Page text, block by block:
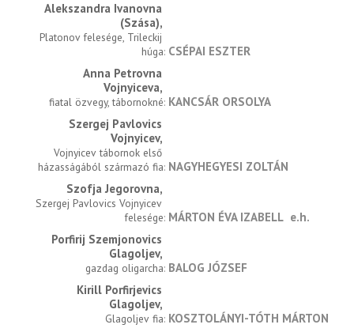
Alekszandra Ivanovna
(Szása)
Platonov felesége, Trileckij
húga CSÉPAI ESZTER
Anna Petrovna
Vojnyiceva
fiatal özvegy, tábornokné KANCSÁR ORSOLYA
Szergej Pavlovics
Vojnyicev
Vojnyicev tábornok első
házasságából származó fia NAGYHEGYESI ZOLTÁN
Szofja Jegorovna
Szergej Pavlovics Vojnyicev
felesége MÁRTON ÉVA IZABELL e.h.
Porfirij Szemjonovics
Glagoljev
gazdag oligarcha BALOG JÓZSEF
Kirill Porfirjevics
Glagoljev
Glagoljev fia KOSZTOLÁNYI-TÓTH MÁRTON